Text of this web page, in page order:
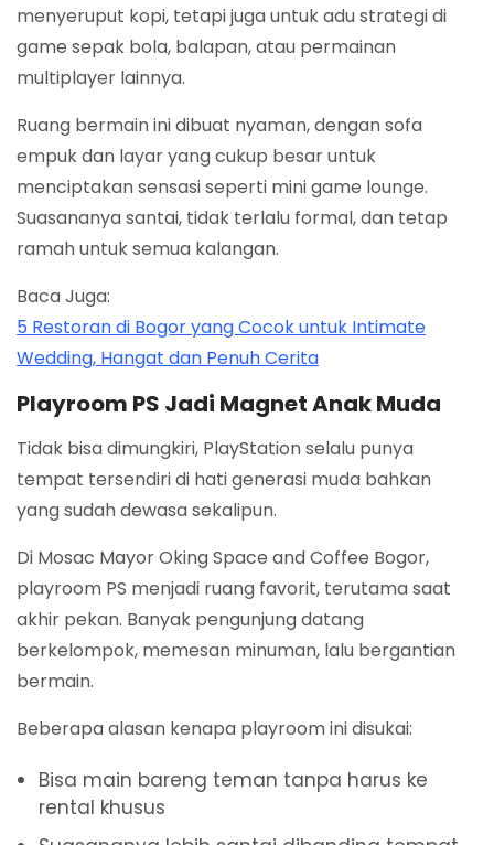
menyeruput kopi, tetapi juga untuk adu strategi di
game sepak bola, balapan, atau permainan
multiplayer lainnya.
Ruang bermain ini dibuat nyaman, dengan sofa
empuk dan layar yang cukup besar untuk
menciptakan sensasi seperti mini game lounge.
Suasananya santai, tidak terlalu formal, dan tetap
ramah untuk semua kalangan.
Baca Juga:
5 Restoran di Bogor yang Cocok untuk Intimate
Wedding, Hangat dan Penuh Cerita
Playroom PS Jadi Magnet Anak Muda
Tidak bisa dimungkiri, PlayStation selalu punya
tempat tersendiri di hati generasi muda bahkan
yang sudah dewasa sekalipun.
Di Mosac Mayor Oking Space and Coffee Bogor,
playroom PS menjadi ruang favorit, terutama saat
akhir pekan. Banyak pengunjung datang
berkelompok, memesan minuman, lalu bergantian
bermain.
Beberapa alasan kenapa playroom ini disukai:
Bisa main bareng teman tanpa harus ke
rental khusus